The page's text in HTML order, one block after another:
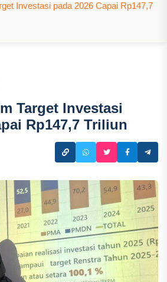
Investasi pada 2026 Capai Rp147,7
Target Investasi
Rp147,7 Triliun